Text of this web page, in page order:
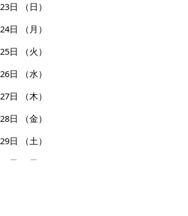
23日
（日）
24日
（月）
25日
（火）
26日
（水）
27日
（木）
28日
（金）
29日
（土）
30日
（日）